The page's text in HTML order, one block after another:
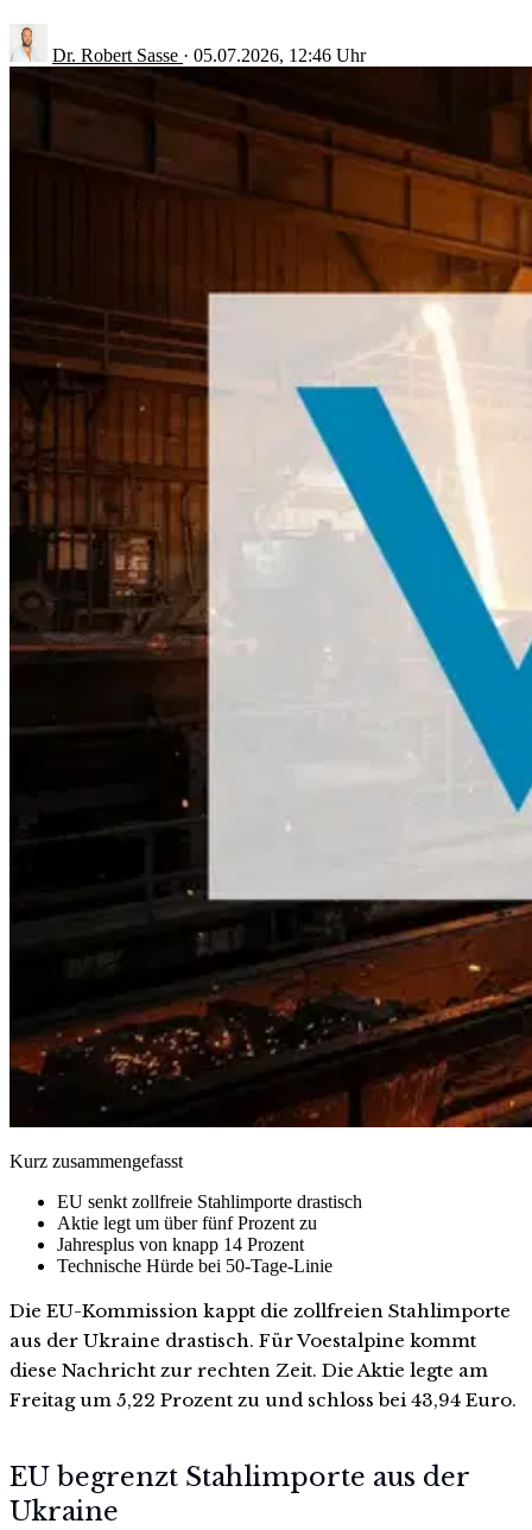
Dr. Robert Sasse · 05.07.2026, 12:46 Uhr
Kurz zusammengefasst
EU senkt zollfreie Stahlimporte drastisch
Aktie legt um über fünf Prozent zu
Jahresplus von knapp 14 Prozent
Technische Hürde bei 50-Tage-Linie
Die EU-Kommission kappt die zollfreien Stahlimporte
aus der Ukraine drastisch. Für Voestalpine kommt
diese Nachricht zur rechten Zeit. Die Aktie legte am
Freitag um 5,22 Prozent zu und schloss bei 43,94 Euro.
EU begrenzt Stahlimporte aus der
Ukraine